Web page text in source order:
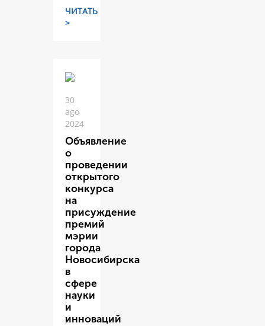
ЧИТАТЬ
>
30
ago
2024
Объявление
о
проведении
открытого
конкурса
на
присуждение
премий
мэрии
города
Новосибирска
в
сфере
науки
и
инноваций